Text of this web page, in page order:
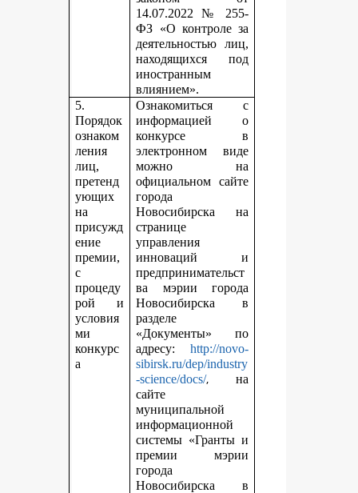
14.07.2022 № 255-
ФЗ «О контроле за
деятельностью лиц,
находящихся под
иностранным
влиянием».
5.
Порядок
ознаком
ления
лиц,
претенд
ующих
на
присужд
ение
премии,
с
процеду
рой и
условия
ми
конкурс
а
Ознакомиться с
информацией о
конкурсе в
электронном виде
можно на
официальном сайте
города
Новосибирска на
странице
управления
инноваций и
предпринимательст
ва мэрии города
Новосибирска в
разделе
«Документы» по
адресу:http://novo-
sibirsk.ru/dep/industry
-science/docs/,на
сайте
муниципальной
информационной
системы «Гранты и
премии мэрии
города
Новосибирска в